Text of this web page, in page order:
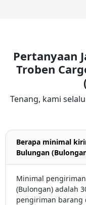
Pertanyaan
Troben
Tenang, kami
Berapa minimal
Bulungan
Minimal
(Bulongan) adalah
pengiriman barang